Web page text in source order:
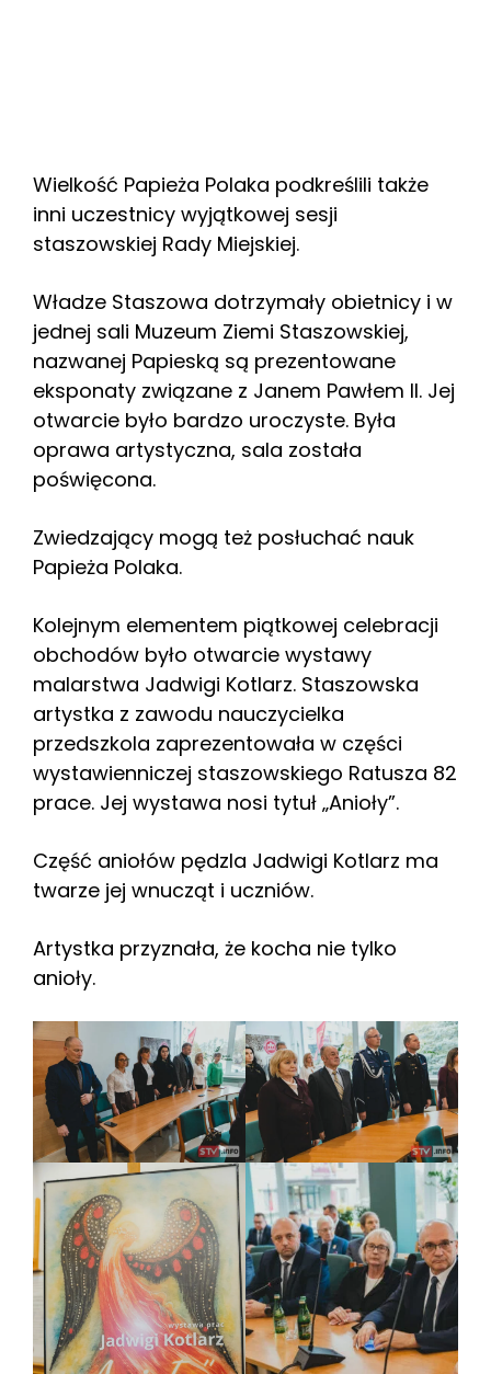
Wielkość Papieża Polaka podkreślili także
inni uczestnicy wyjątkowej sesji
staszowskiej Rady Miejskiej.
Władze Staszowa dotrzymały obietnicy i w
jednej sali Muzeum Ziemi Staszowskiej,
nazwanej Papieską są prezentowane
eksponaty związane z Janem Pawłem II. Jej
otwarcie było bardzo uroczyste. Była
oprawa artystyczna, sala została
poświęcona.
Zwiedzający mogą też posłuchać nauk
Papieża Polaka.
Kolejnym elementem piątkowej celebracji
obchodów było otwarcie wystawy
malarstwa Jadwigi Kotlarz. Staszowska
artystka z zawodu nauczycielka
przedszkola zaprezentowała w części
wystawienniczej staszowskiego Ratusza 82
prace. Jej wystawa nosi tytuł „Anioły”.
Część aniołów pędzla Jadwigi Kotlarz ma
twarze jej wnucząt i uczniów.
Artystka przyznała, że kocha nie tylko
anioły.